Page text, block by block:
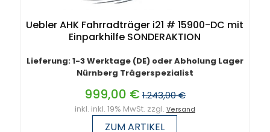
Uebler AHK Fahrradträger i21 # 15900-DC mit
Einparkhilfe SONDERAKTION
Lieferung: 1-3 Werktage (DE) oder Abholung Lager
Nürnberg Trägerspezialist
999,00 €1.243,00 €
inkl. inkl. 19% MwSt. zzgl. Versand
ZUM ARTIKEL